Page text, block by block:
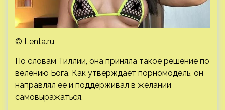
© Lenta.ru
По словам Тиллии, она приняла такое решение по
велению Бога. Как утверждает порномодель, он
направлял ее и поддерживал в желании
самовыражаться.